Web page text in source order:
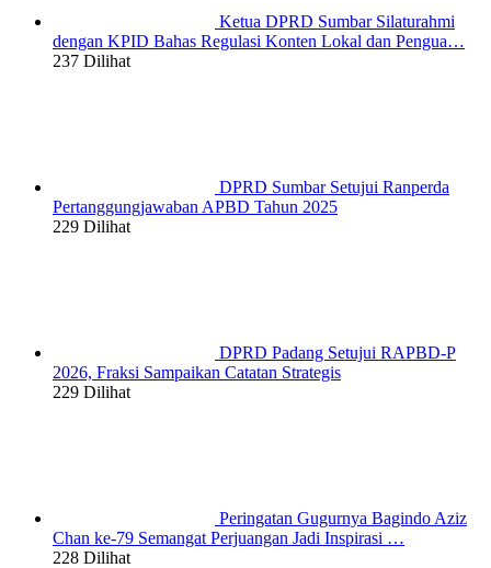
Ketua DPRD Sumbar Silaturahmi
dengan KPID Bahas Regulasi Konten Lokal dan Pengua…
237 Dilihat
DPRD Sumbar Setujui Ranperda
Pertanggungjawaban APBD Tahun 2025
229 Dilihat
DPRD Padang Setujui RAPBD-P
2026, Fraksi Sampaikan Catatan Strategis
229 Dilihat
Peringatan Gugurnya Bagindo Aziz
Chan ke-79 Semangat Perjuangan Jadi Inspirasi …
228 Dilihat